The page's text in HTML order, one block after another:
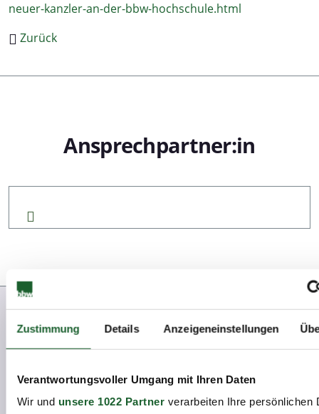
Zustimmung Details Anzeigeneinstellungen
Verantwortungsvoller Umgang mit Ihren Daten
Wir und unsere 1022 Partnerverarbeiten Ihre persönlichen
neuer-kanzler-an-der-bbw-hochschule.html
Zurück
Ansprechpartner:in